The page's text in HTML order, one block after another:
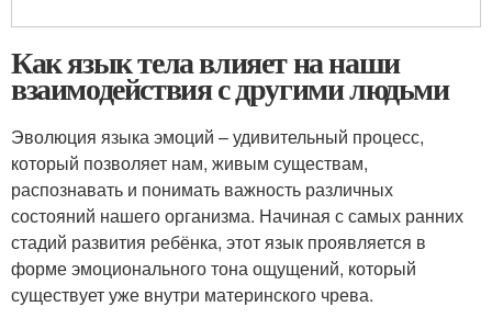
Как язык тела влияет на наши
взаимодействия с другими людьми
Эволюция языка эмоций – удивительный процесс,
который позволяет нам, живым существам,
распознавать и понимать важность различных
состояний нашего организма. Начиная с самых ранних
стадий развития ребёнка, этот язык проявляется в
форме эмоционального тона ощущений, который
существует уже внутри материнского чрева.